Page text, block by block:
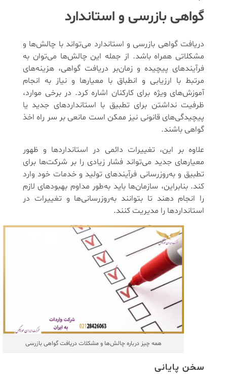
گواهی بازرسی و استاندارد
دریافت گواهی بازرسی و استاندارد می‌تواند با چالش‌ها و
مشکلاتی همراه باشد. از جمله این چالش‌ها می‌توان به
فرآیندهای پیچیده و زمان‌بر دریافت گواهی، هزینه‌های
مرتبط با ارزیابی و انطباق با معیارها و نیاز به انجام
آموزش‌های ویژه برای کارکنان اشاره کرد. در برخی موارد،
ظرفیت نداشتن برای تطبیق با استانداردهای جدید یا
پیچیدگی‌های قانونی نیز ممکن است مانعی بر سر راه اخذ
گواهی باشند.
علاوه بر این، تغییرات دائمی در استانداردها و ظهور
معیارهای جدید می‌تواند فشار زیادی را بر شرکت‌ها برای
تطبیق و به‌روزرسانی فرآیندهای تولید و خدمات خود وارد
کند. بنابراین، سازمان‌ها باید به‌طور مداوم بهبود‌های لازم
را انجام دهند تا بتوانند به‌روزرسانی‌ها و تغییرات در
استانداردها را مدیریت کنند.
همه چیز درباره چالش‌ها و مشکلات دریافت گواهی بازرسی
سخن پایانی